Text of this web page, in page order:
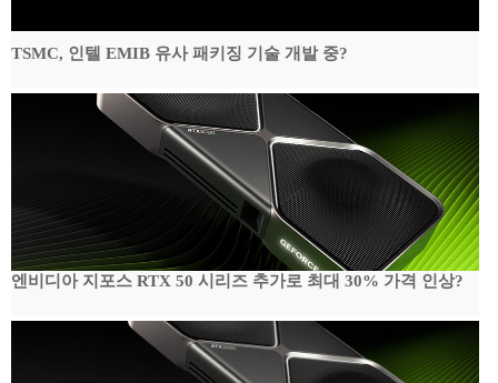
TSMC, 인텔 EMIB 유사 패키징 기술 개발 중?
엔비디아 지포스 RTX 50 시리즈 추가로 최대 30% 가격 인상?